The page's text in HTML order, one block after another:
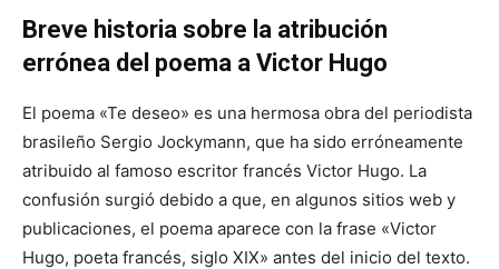
Breve historia sobre la atribución
errónea del poema a Victor Hugo
El poema «Te deseo» es una hermosa obra del periodista
brasileño Sergio Jockymann, que ha sido erróneamente
atribuido al famoso escritor francés Victor Hugo. La
confusión surgió debido a que, en algunos sitios web y
publicaciones, el poema aparece con la frase «Victor
Hugo, poeta francés, siglo XIX» antes del inicio del texto.